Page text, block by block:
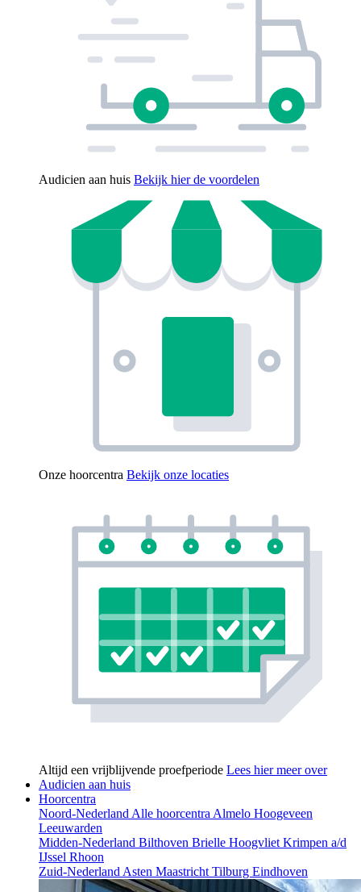
Audicien aan huis Bekijk hier de voordelen
Onze hoorcentra Bekijk onze locaties
Altijd een vrijblijvende proefperiode Lees hier meer over
Audicien aan huis
Hoorcentra
Noord-NederlandAlle hoorcentraAlmelo Hoogeveen
Leeuwarden
Midden-Nederland Bilthoven Brielle HoogvlietKrimpen a/d
IJssel Rhoon
Zuid-NederlandAsten MaastrichtTilburg Eindhoven